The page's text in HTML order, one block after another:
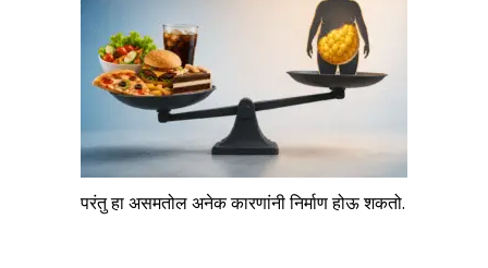
परंतु हा असमतोल अनेक कारणांनी निर्माण होऊ शकतो.